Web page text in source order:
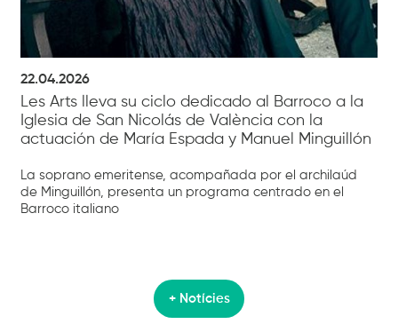
22.04.2026
Les Arts lleva su ciclo dedicado al Barroco a la
Iglesia de San Nicolás de València con la
actuación de María Espada y Manuel Minguillón
La soprano emeritense, acompañada por el archilaúd
de Minguillón, presenta un programa centrado en el
Barroco italiano
+ Notícies